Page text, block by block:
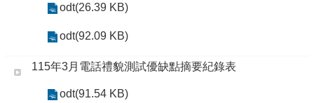
odt(26.39 KB)
odt(92.09 KB)
115年3月電話禮貌測試優缺點摘要紀錄表
odt(91.54 KB)